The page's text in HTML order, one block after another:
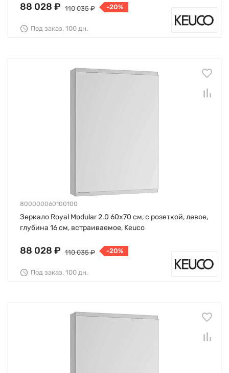
88 028 ₽ 110 035 ₽ -20%
Под заказ, 100 дн.
800000060100100
Зеркало Royal Modular 2.0 60х70 см, с розеткой, левое,
глубина 16 см, встраиваемое, Keuco
88 028 ₽ 110 035 ₽ -20%
Под заказ, 100 дн.